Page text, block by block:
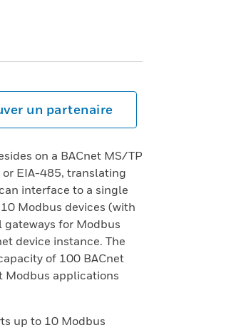
un partenaire
on a BACnet MS/TP
EIA-485, translating
interface to a single
Modbus devices (with
for Modbus
device instance. The
of 100 BACnet
Modbus applications
up to 10 Modbus